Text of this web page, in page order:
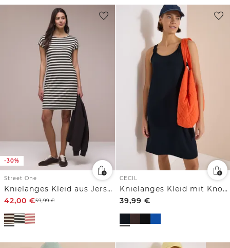
-30%
Street One
Knielanges Kleid aus Jersey mit Streifen
42,00 €59,99€
CECIL
Knielanges Kleid mit Knotendetail
39,99 €